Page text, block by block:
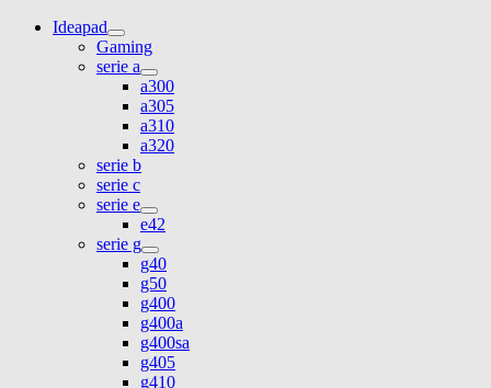
Ideapad
Gaming
serie a
a300
a305
a310
a320
serie b
serie c
serie e
e42
serie g
g40
g50
g400
g400a
g400sa
g405
g410